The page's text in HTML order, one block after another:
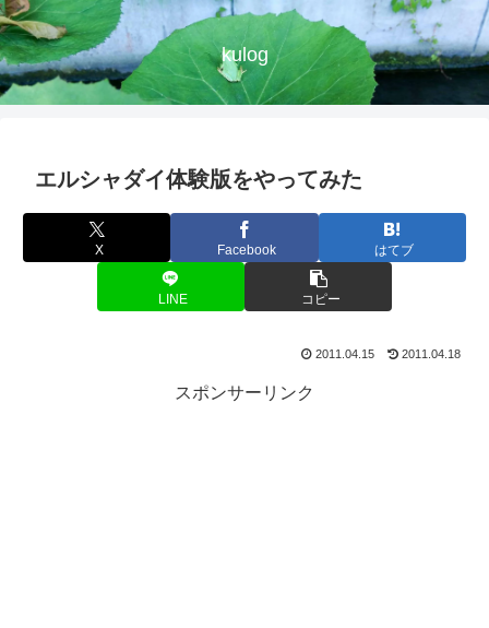
kulog
エルシャダイ体験版をやってみた
X Facebook はてブ
LINE コピー
2011.04.15 2011.04.18
スポンサーリンク